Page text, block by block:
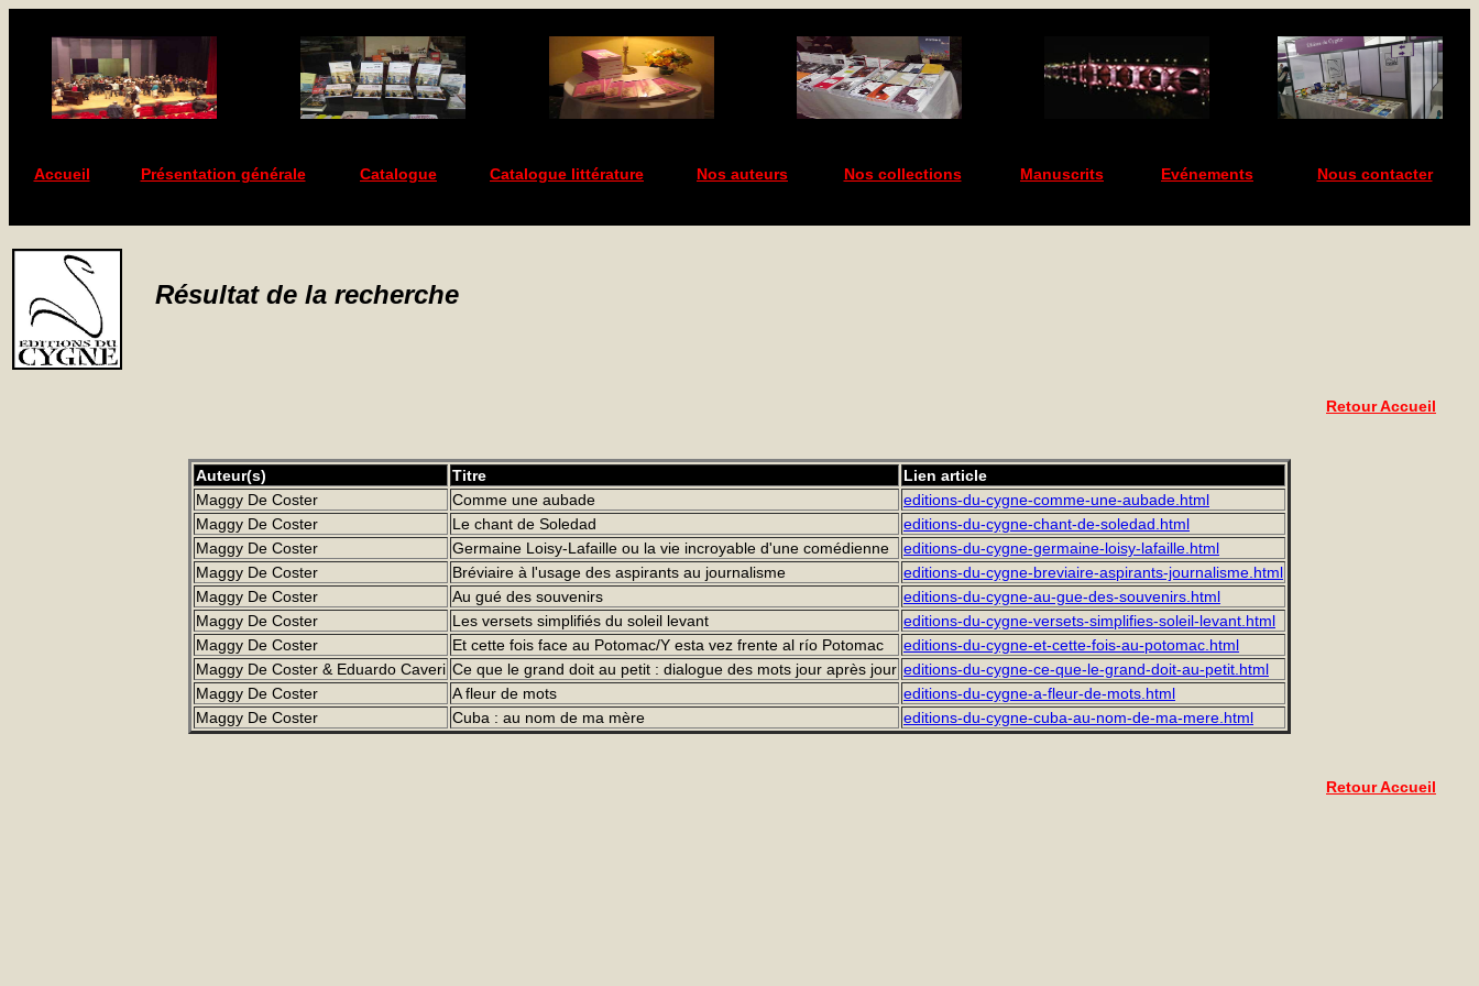
Accueil Présentation générale Catalogue Catalogue littérature Nos auteurs Nos collections Manuscrits Evénements Nous contacter
Résultat de la recherche
Retour Accueil
Auteur(s) Titre
Lien article
Maggy De Coster
Comme une aubade
editions-du-cygne-comme-une-aubade.html
Maggy De Coster
Le chant de Soledad
editions-du-cygne-chant-de-soledad.html
Maggy De Coster
Germaine Loisy-Lafaille ou la vie incroyable d'une comédienne
editions-du-cygne-germaine-loisy-lafaille.html
Maggy De Coster
Bréviaire à l'usage des aspirants au journalisme
editions-du-cygne-breviaire-aspirants-journalisme.html
Maggy De Coster
Au gué des souvenirs
editions-du-cygne-au-gue-des-souvenirs.html
Maggy De Coster
Les versets simplifiés du soleil levant
editions-du-cygne-versets-simplifies-soleil-levant.html
Maggy De Coster
Et cette fois face au Potomac/Y esta vez frente al río Potomac
editions-du-cygne-et-cette-fois-au-potomac.html
Maggy De Coster & Eduardo Caveri Ce que le grand doit au petit : dialogue des mots jour après jour editions-du-cygne-ce-que-le-grand-doit-au-petit.html
Maggy De Coster
A fleur de mots
editions-du-cygne-a-fleur-de-mots.html
Maggy De Coster
Cuba : au nom de ma mère editions-du-cygne-cuba-au-nom-de-ma-mere.html
Retour Accueil